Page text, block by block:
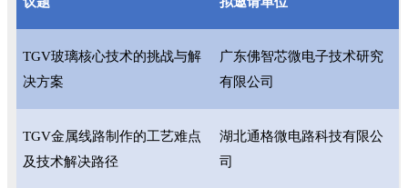
TGV玻璃核心技术的挑战与解
决方案
广东佛智芯微电子技术研究
有限公司
TGV金属线路制作的工艺难点
及技术解决路径
湖北通格微电路科技有限公
司